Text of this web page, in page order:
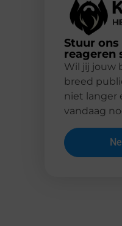
Stuur
reageren
Wil jij jouw
breed
niet langer
vandaag